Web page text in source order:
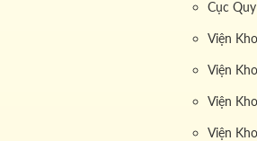
Viện